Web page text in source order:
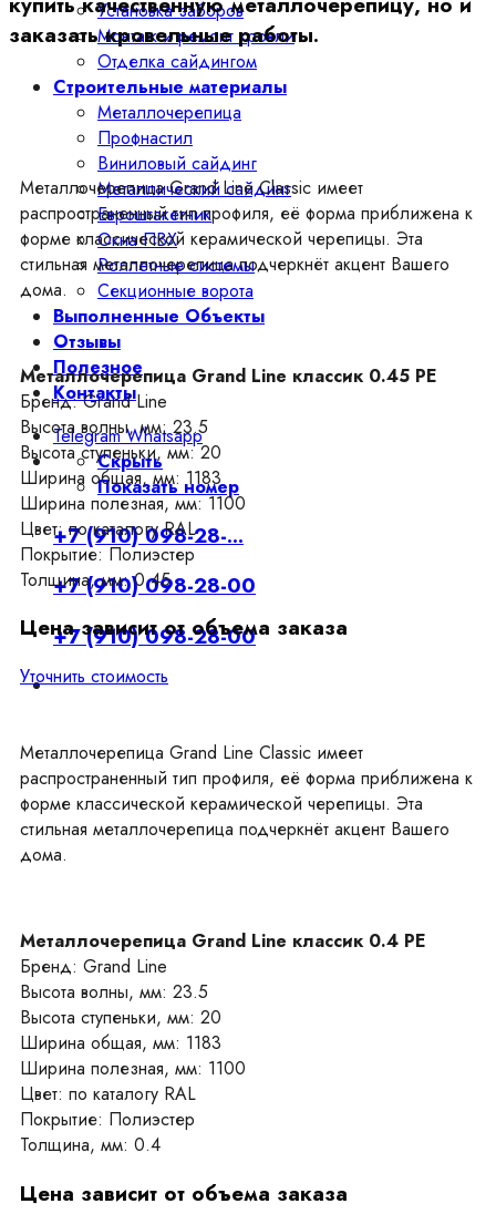
Установка заборов
Монтаж и ремонт кровли
Отделка сайдингом
Строительные материалы
Металлочерепица
Профнастил
Виниловый сайдинг
Металлический сайдинг
Евроштакетник
Окна ПВХ
Роллетные системы
Секционные ворота
Выполненные Объекты
Отзывы
Полезное
Контакты
Telegram Whatsapp
Скрыть
Показать номер
+7 (910) 098-28-...
+7 (910) 098-28-00
+7 (910) 098-28-00
заказать кровельные работы.
Металлочерепица Grand Line Classic имеет
распространенный тип профиля, её форма приближена к
форме классической керамической черепицы. Эта
стильная металлочерепица подчеркнёт акцент Вашего
дома.
Металлочерепица Grand Line классик 0.45 PE
Бренд: Grand Line
Высота волны, мм: 23.5
Высота ступеньки, мм: 20
Ширина общая, мм: 1183
Ширина полезная, мм: 1100
Цвет: по каталогу RAL
Покрытие: Полиэстер
Толщина, мм: 0.45
Цена зависит от объема заказа
Уточнить стоимость
Металлочерепица Grand Line Classic имеет
распространенный тип профиля, её форма приближена к
форме классической керамической черепицы. Эта
стильная металлочерепица подчеркнёт акцент Вашего
дома.
Металлочерепица Grand Line классик 0.4 PE
Бренд: Grand Line
Высота волны, мм: 23.5
Высота ступеньки, мм: 20
Ширина общая, мм: 1183
Ширина полезная, мм: 1100
Цвет: по каталогу RAL
Покрытие: Полиэстер
Толщина, мм: 0.4
Цена зависит от объема заказа